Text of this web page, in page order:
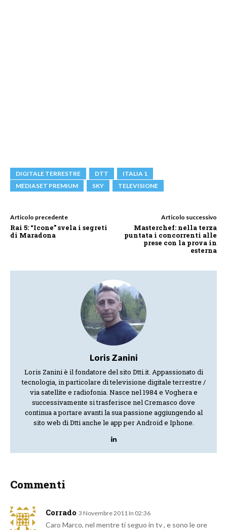
DIGITALE TERRESTRE DTT
ITALIA 1
MEDIASET PREMIUM
SKY TELEVISIONE
Articolo precedente
Rai 5: “Icone” svela i segreti
di Maradona
Articolo successivo
Masterchef: nella terza
puntata i concorrenti alle
prese con la prova in
esterna
Loris Zanini
Loris Zanini è il fondatore del sito Dtti.it. Appassionato di
tecnologia, in particolare di televisione digitale terrestre /
via satellite e radiofonia. Nasce nel 1984 e Voghera e
successivamente si trasferisce nel Cremasco dove
continua a portare avanti la sua passione aggiungendo al
sito web di Dtti anche le app per Android e Iphone.
Commenti
Corrado 3 Novembre 2011 In 02:36
Caro Marco, nel mentre ti seguo in tv , e sono le ore